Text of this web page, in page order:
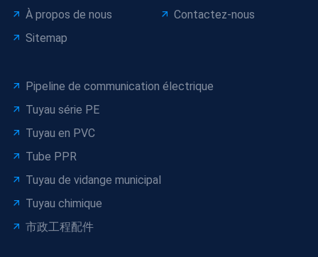
À propos de nous
Contactez-nous
Sitemap
Pipeline de communication électrique
Tuyau série PE
Tuyau en PVC
Tube PPR
Tuyau de vidange municipal
Tuyau chimique
市政工程配件